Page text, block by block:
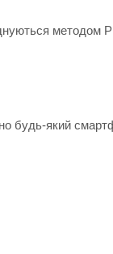
методом
будь-який